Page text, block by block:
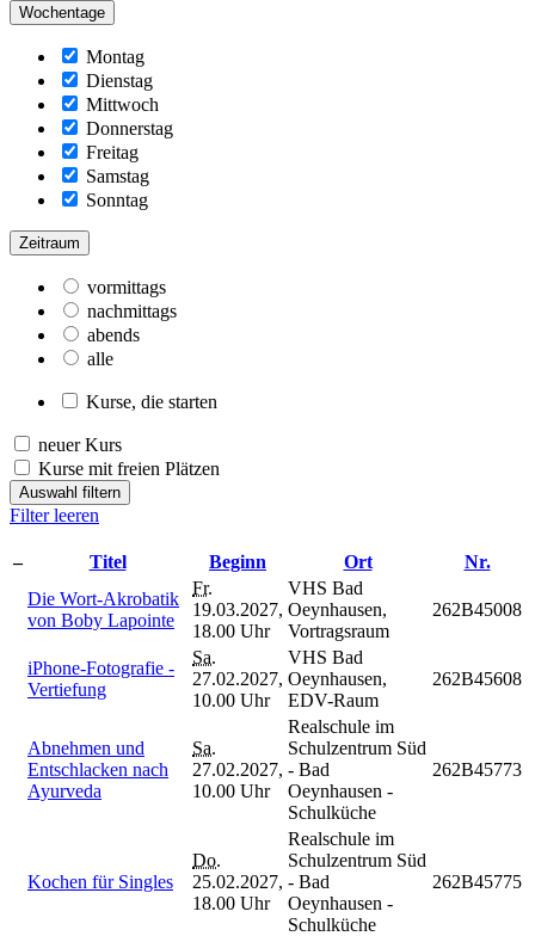
Wochentage
Montag
Dienstag
Mittwoch
Donnerstag
Freitag
Samstag
Sonntag
Zeitraum
vormittags
nachmittags
abends
alle
Kurse, die starten
neuer Kurs
Kurse mit freien Plätzen
Auswahl filtern
Filter leeren
– Titel Beginn Ort
Nr.
Die Wort-Akrobatik
von Boby Lapointe
Fr.
19.03.2027,
18.00 Uhr
VHS Bad
Oeynhausen,
Vortragsraum
262B45008
iPhone-Fotografie -
Vertiefung
Sa.
27.02.2027,
10.00 Uhr
VHS Bad
Oeynhausen,
EDV-Raum
262B45608
Abnehmen und
Entschlacken nach
Ayurveda
Sa.
27.02.2027,
10.00 Uhr
Realschule im
Schulzentrum Süd
- Bad
Oeynhausen -
Schulküche
262B45773
Kochen für Singles
Do.
25.02.2027,
18.00 Uhr
Realschule im
Schulzentrum Süd
- Bad
Oeynhausen -
Schulküche
262B45775